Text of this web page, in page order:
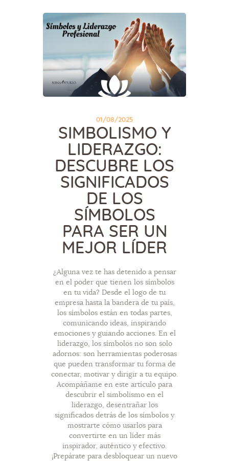
01/08/2025
SIMBOLISMO Y
LIDERAZGO:
DESCUBRE LOS
SIGNIFICADOS
DE LOS
SÍMBOLOS
PARA SER UN
MEJOR LÍDER
¿Alguna vez te has detenido a pensar
en el poder que tienen los símbolos
en tu vida? Desde el logo de tu
empresa hasta la bandera de tu país,
los símbolos están en todas partes,
comunicando ideas, inspirando
emociones y guiando acciones. En el
liderazgo, los símbolos no son solo
adornos: son herramientas poderosas
que pueden transformar tu forma de
conectar, motivar y dirigir a tu equipo.
Acompáñame en este artículo para
descubrir el simbolismo en el
liderazgo, desentrañar los
significados detrás de los símbolos y
mostrarte cómo usarlos para
convertirte en un líder más
inspirador, auténtico y efectivo.
¡Prepárate para desbloquear un nuevo